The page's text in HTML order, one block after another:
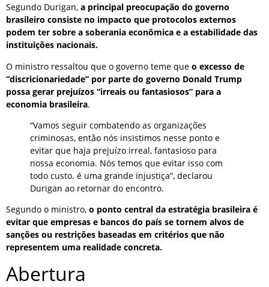
Segundo Durigan, a principal preocupação do governo
brasileiro consiste no impacto que protocolos externos
podem ter sobre a soberania econômica e a estabilidade das
instituições nacionais.
O ministro ressaltou que o governo teme que o excesso de
“discricionariedade” por parte do governo Donald Trump
possa gerar prejuízos “irreais ou fantasiosos” para a
economia brasileira.
“Vamos seguir combatendo as organizações
criminosas, então nós insistimos nesse ponto e
evitar que haja prejuízo irreal, fantasioso para
nossa economia. Nós temos que evitar isso com
todo custo. é uma grande injustiça”, declarou
Durigan ao retornar do encontro.
Segundo o ministro, o ponto central da estratégia brasileira é
evitar que empresas e bancos do país se tornem alvos de
sanções ou restrições baseadas em critérios que não
representem uma realidade concreta.
Abertura